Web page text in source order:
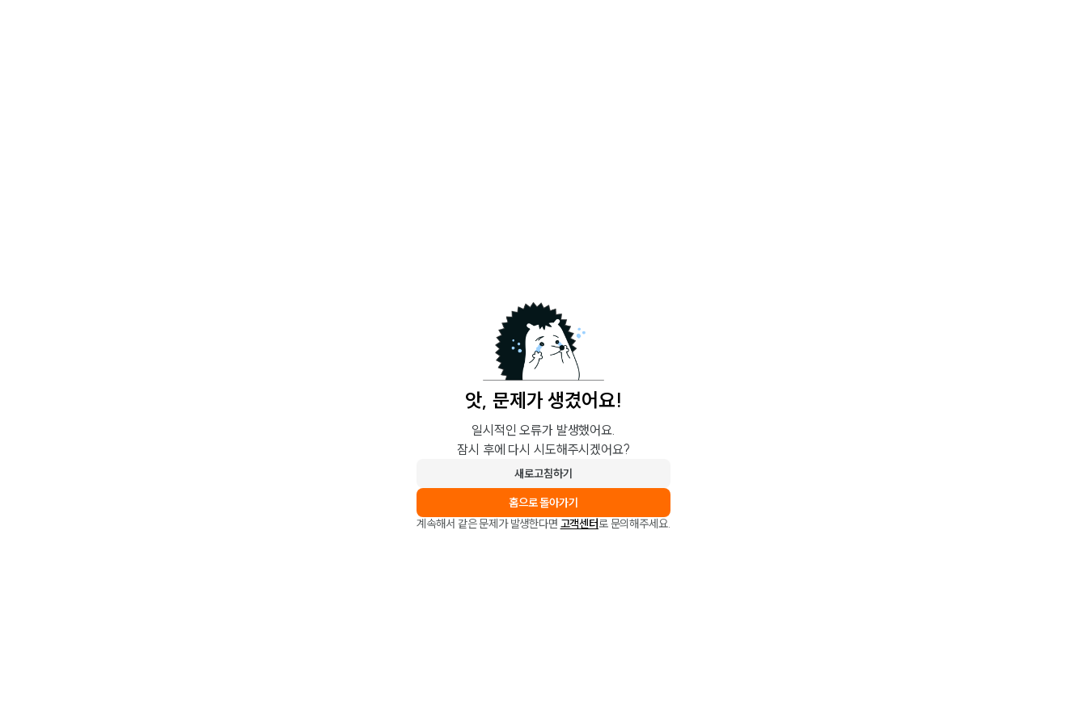
앗, 문제가 생겼어요!
일시적인 오류가 발생했어요.
잠시 후에 다시 시도해주시겠어요?
새로고침하기
홈으로 돌아가기
계속해서 같은 문제가 발생한다면 고객센터로 문의해주세요.